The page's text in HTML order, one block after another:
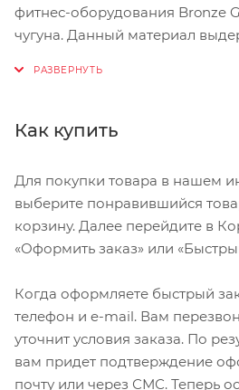
фитнес-оборудования Bronze
чугуна. Данный материал
покрыты полиуретановой
Каждая модель диска имеет
надежной фиксации и
штанги. Втулка диска имеет
подходит для любой
Модельный ряд выполнен в
оснащен маркировкой в
облегчения идентификации.
Как купить
Для покупки товара в нашем
выберите понравившийся
корзину. Далее перейдите в
«Оформить заказ» или
Когда оформляете быстрый
телефон и e-mail. Вам
уточнит условия заказа. По
вам придет подтверждение
почту или через СМС. Теперь